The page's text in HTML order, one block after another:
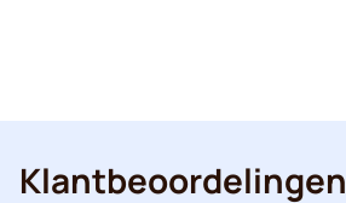
Klantbeoordelingen